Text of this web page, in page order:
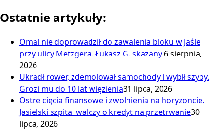
Ostatnie artykuły:
Omal nie doprowadził do zawalenia bloku w Jaśle
przy ulicy Metzgera. Łukasz G. skazany!6 sierpnia,
2026
Ukradł rower, zdemolował samochody i wybił szyby.
Grozi mu do 10 lat więzienia31 lipca, 2026
Ostre cięcia finansowe i zwolnienia na horyzoncie.
Jasielski szpital walczy o kredyt na przetrwanie30
lipca, 2026